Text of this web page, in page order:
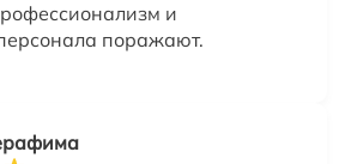
и
поражают.